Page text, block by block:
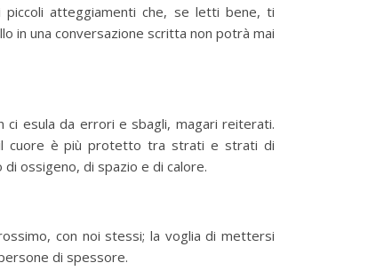
piccoli atteggiamenti che, se letti bene, ti
in una conversazione scritta non potrà mai
esula da errori e sbagli, magari reiterati.
cuore è più protetto tra strati e strati di
ossigeno, di spazio e di calore.
con noi stessi; la voglia di mettersi
di spessore.